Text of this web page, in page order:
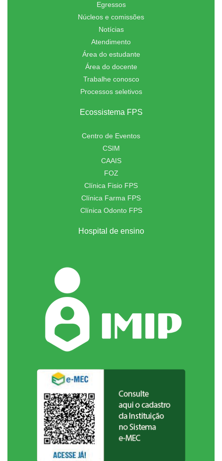
Egressos
Núcleos e comissões
Notícias
Atendimento
Área do estudante
Área do docente
Trabalhe conosco
Processos seletivos
Ecossistema FPS
Centro de Eventos
CSIM
CAAIS
FOZ
Clínica Fisio FPS
Clínica Farma FPS
Clínica Odonto FPS
Hospital de ensino